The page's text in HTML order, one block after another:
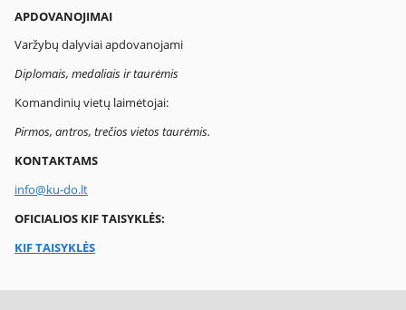
APDOVANOJIMAI
Varžybų dalyviai apdovanojami
Diplomais, medaliais ir taurėmis
Komandinių vietų laimėtojai:
Pirmos, antros, trečios vietos taurėmis.
KONTAKTAMS
info@ku-do.lt
OFICIALIOS KIF TAISYKLĖS:
KIF TAISYKLĖS